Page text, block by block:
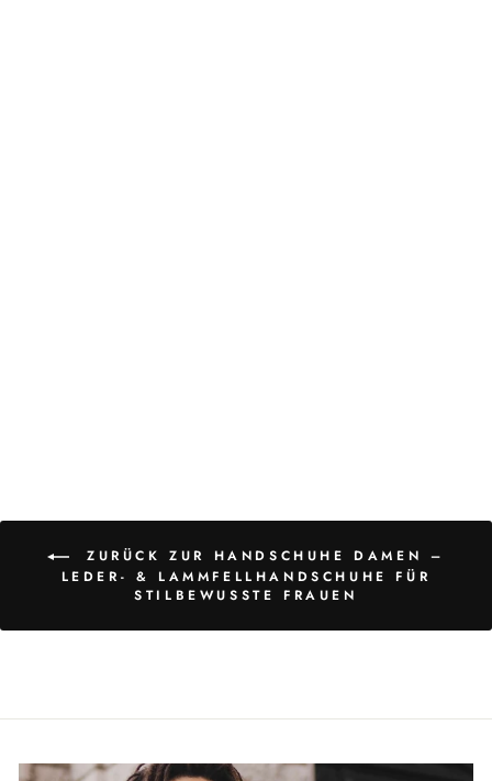
ZURÜCK ZUR HANDSCHUHE DAMEN –
LEDER- & LAMMFELLHANDSCHUHE FÜR
STILBEWUSSTE FRAUEN